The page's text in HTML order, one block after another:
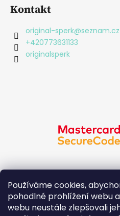
Používáme cookies,
pohodlné prohlížení webu
webu neustále zlepšovali
Kontakt
original-sperk@seznam.cz
+420773631133
originalsperk